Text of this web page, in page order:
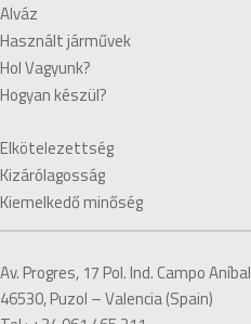
Alváz
Használt járművek
Hol Vagyunk?
Hogyan készül?
Elkötelezettség
Kizárólagosság
Kiemelkedő minőség
Av. Progres, 17 Pol. Ind. Campo Aníbal
46530, Puzol – Valencia (Spain)